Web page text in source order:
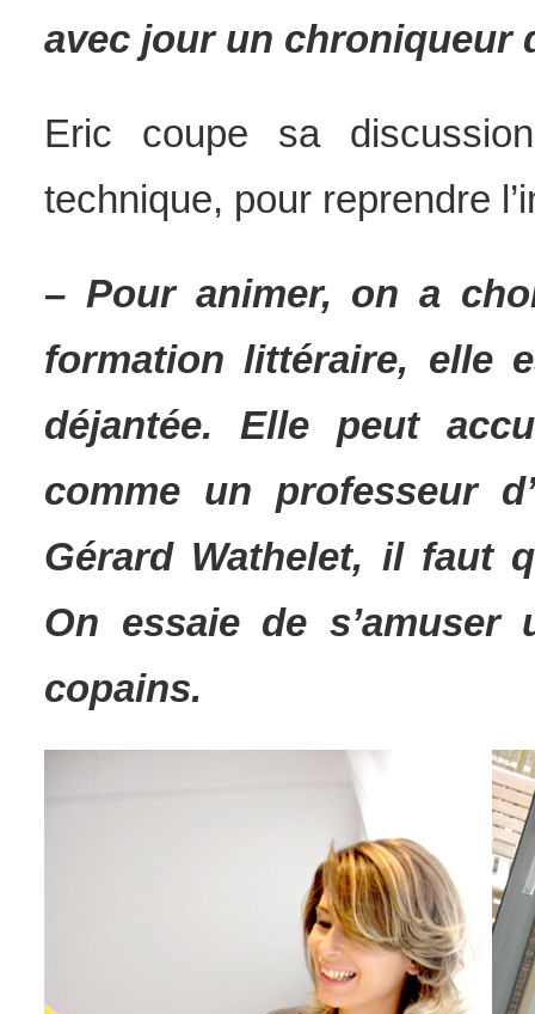
avec jour un chroniqueur
Eric coupe sa
technique, pour reprendre
– Pour animer, on a
formation littéraire, elle
déjantée. Elle peut
comme un professeur
Gérard Wathelet, il faut
On essaie de
copains.